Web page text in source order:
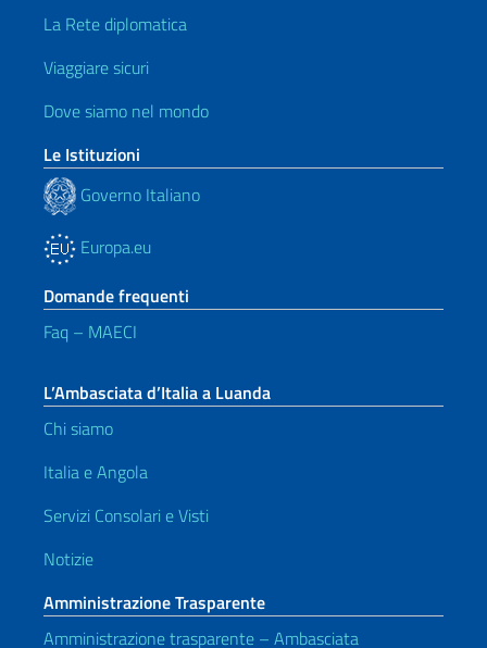
La Rete diplomatica
Viaggiare sicuri
Dove siamo nel mondo
Le Istituzioni
Governo Italiano
Europa.eu
Domande frequenti
Faq – MAECI
L’Ambasciata d’Italia a Luanda
Chi siamo
Italia e Angola
Servizi Consolari e Visti
Notizie
Amministrazione Trasparente
Amministrazione trasparente – Ambasciata